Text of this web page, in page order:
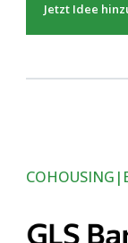
Jetzt Idee